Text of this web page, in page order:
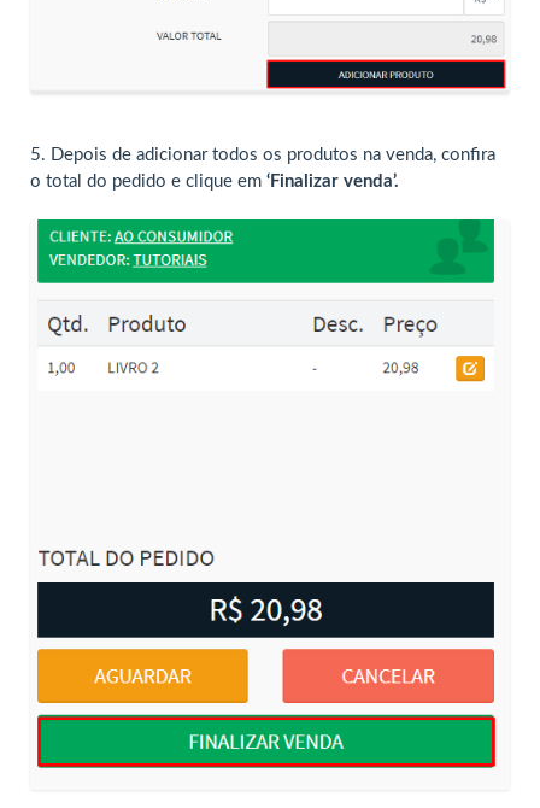
5. Depois de adicionar todos os produtos na venda, confira
o total do pedido e clique em ‘Finalizar venda’.